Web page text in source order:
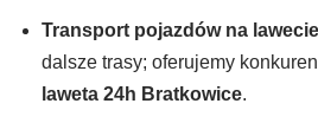
Transport pojazdów na lawecie
dalsze trasy; oferujemy
laweta 24h Bratkowice.